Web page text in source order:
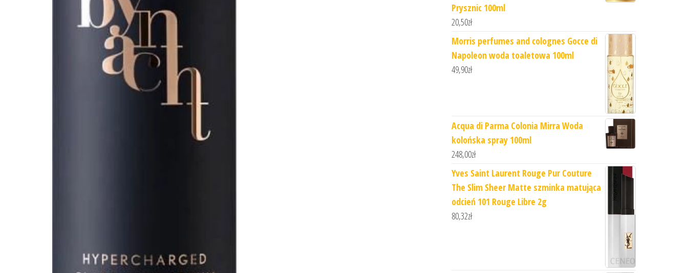
Prysznic 100ml
20,50zł
Morris perfumes and colognes Gocce di
Napoleon woda toaletowa 100ml
49,90zł
Acqua di Parma Colonia Mirra Woda
kolońska spray 100ml
248,00zł
Yves Saint Laurent Rouge Pur Couture
The Slim Sheer Matte szminka matująca
odcień 101 Rouge Libre 2g
80,32zł